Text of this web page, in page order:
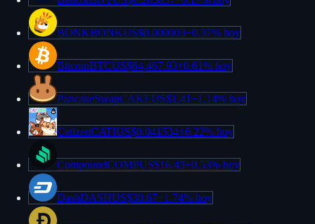
BONKBONKUS$0.000003−0.37% hoy
BitcoinBTCUS$64,467.93+0.61% hoy
PancakeSwapCAKEUS$1.41−1.14% hoy
CatizenCATIUS$0.041534+6.22% hoy
CompoundCOMPUS$16.43+0.53% hoy
DashDASHUS$30.67−1.74% hoy